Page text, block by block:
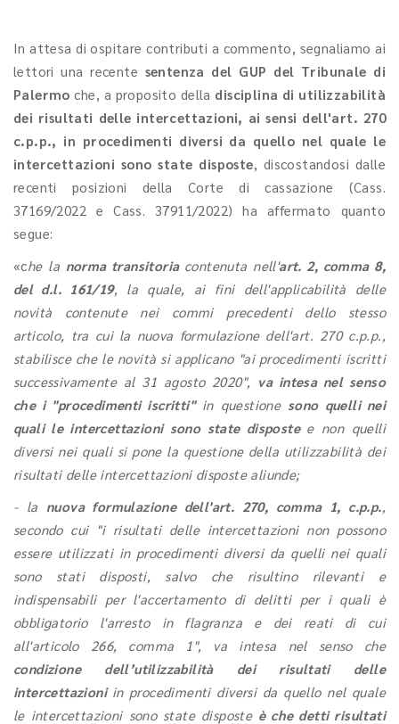
In attesa di ospitare contributi a commento, segnaliamo ai
lettori una recente sentenza del GUP del Tribunale di
Palermo che, a proposito della disciplina di utilizzabilità
dei risultati delle intercettazioni, ai sensi dell'art. 270
c.p.p., in procedimenti diversi da quello nel quale le
intercettazioni sono state disposte, discostandosi dalle
recenti posizioni della Corte di cassazione (Cass.
37169/2022 e Cass. 37911/2022) ha affermato quanto
segue:
«che la norma transitoria contenuta nell'art. 2, comma 8,
del d.l. 161/19, la quale, ai fini dell'applicabilità delle
novità contenute nei commi precedenti dello stesso
articolo, tra cui la nuova formulazione dell'art. 270 c.p.p.,
stabilisce che le novità si applicano "ai procedimenti iscritti
successivamente al 31 agosto 2020", va intesa nel senso
che i "procedimenti iscritti"in questione sono quelli nei
quali le intercettazioni sono state disposte e non quelli
diversi nei quali si pone la questione della utilizzabilità dei
risultati delle intercettazioni disposte aliunde;
- la nuova formulazione dell'art. 270, comma 1, c.p.p.,
secondo cui "i risultati delle intercettazioni non possono
essere utilizzati in procedimenti diversi da quelli nei quali
sono stati disposti, salvo che risultino rilevanti e
indispensabili per l'accertamento di delitti per i quali è
obbligatorio l'arresto in flagranza e dei reati di cui
all'articolo 266, comma 1", va intesa nel senso che
condizione dell’utilizzabilità dei risultati delle
intercettazioni in procedimenti diversi da quello nel quale
le intercettazioni sono state disposte è che detti risultati